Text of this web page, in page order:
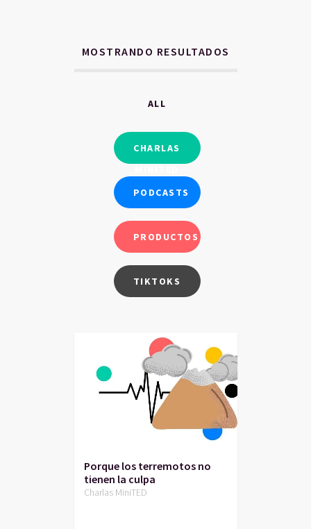
MOSTRANDO RESULTADOS
ALL
CHARLAS
PODCASTS
PRODUCTOS
TIKTOKS
Porque los terremotos no
tienen la culpa
Charlas MiniTED